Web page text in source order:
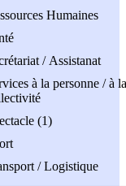
Humaines
/ Assistanat
à la personne / à la
(1)
/ Logistique